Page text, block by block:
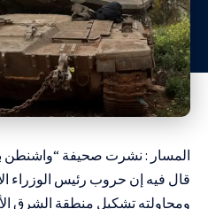
المسار : نشرت صحيفة
قال فيه إن حروب رئيس الوزراء
ومحاولته تشكيل منطقة الشرق